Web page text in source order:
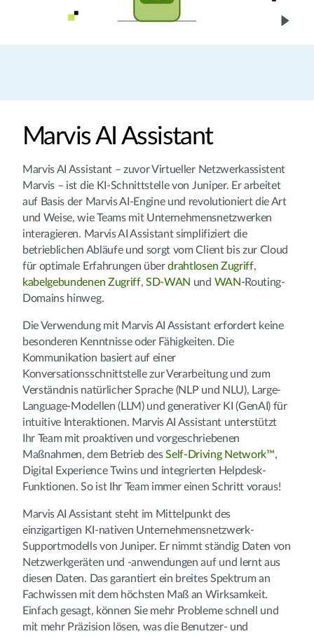
Marvis AI Assistant
Marvis AI Assistant – zuvor Virtueller Netzwerkassistent
Marvis – ist die KI-Schnittstelle von Juniper. Er arbeitet
auf Basis der Marvis AI-Engine und revolutioniert die Art
und Weise, wie Teams mit Unternehmensnetzwerken
interagieren. Marvis AI Assistant simplifiziert die
betrieblichen Abläufe und sorgt vom Client bis zur Cloud
für optimale Erfahrungen überdrahtlosen Zugriff,
kabelgebundenen Zugriff,SD-WAN und WAN-Routing-
Domains hinweg.
Die Verwendung mit Marvis AI Assistant erfordert keine
besonderen Kenntnisse oder Fähigkeiten. Die
Kommunikation basiert auf einer
Konversationsschnittstelle zur Verarbeitung und zum
Verständnis natürlicher Sprache (NLP und NLU), Large-
Language-Modellen (LLM) und generativer KI (GenAI) für
intuitive Interaktionen. Marvis AI Assistant unterstützt
Ihr Team mit proaktiven und vorgeschriebenen
Maßnahmen, dem Betrieb desSelf-Driving Network™,
Digital Experience Twins und integrierten Helpdesk-
Funktionen. So ist Ihr Team immer einen Schritt voraus!
Marvis AI Assistant steht im Mittelpunkt des
einzigartigen KI-nativen Unternehmensnetzwerk-
Supportmodells von Juniper. Er nimmt ständig Daten von
Netzwerkgeräten und -anwendungen auf und lernt aus
diesen Daten. Das garantiert ein breites Spektrum an
Fachwissen mit dem höchsten Maß an Wirksamkeit.
Einfach gesagt, können Sie mehr Probleme schnell und
mit mehr Präzision lösen, was die Benutzer- und